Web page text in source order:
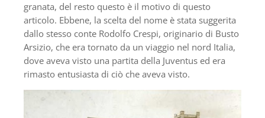
granata, del resto questo è il motivo di questo
articolo. Ebbene, la scelta del nome è stata suggerita
dallo stesso conte Rodolfo Crespi, originario di Busto
Arsizio, che era tornato da un viaggio nel nord Italia,
dove aveva visto una partita della Juventus ed era
rimasto entusiasta di ciò che aveva visto.